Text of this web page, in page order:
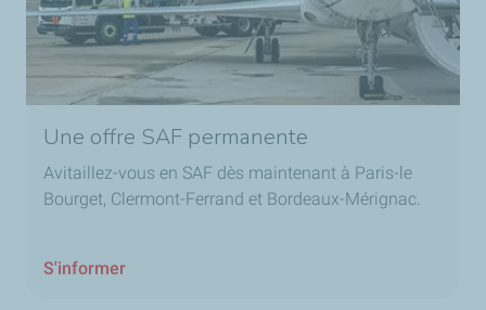
Une offre SAF permanente
Avitaillez-vous en SAF dès maintenant à Paris-le
Bourget, Clermont-Ferrand et Bordeaux-Mérignac.
S'informer